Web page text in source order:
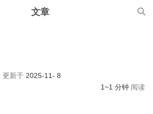
文章
更新于 2025-11- 8
1~1 分钟 阅读